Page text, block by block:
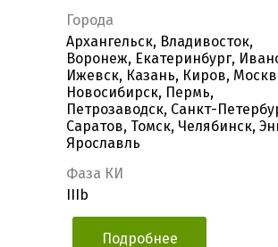
Города
Архангельск, Владивосток,
Воронеж, Екатеринбург,
Ижевск, Казань, Киров,
Новосибирск, Пермь,
Петрозаводск, Санкт-
Саратов, Томск, Челябинск,
Ярославль
Фаза КИ
IIIb
Подробнее